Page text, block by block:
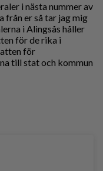
i nästa nummer av
från er så tar jag mig
i Alingsås håller
för de rika i
för
till stat och kommun